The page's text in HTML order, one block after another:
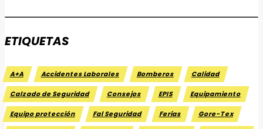
ETIQUETAS
A+A Accidentes Laborales Bomberos Calidad
Calzado de Seguridad Consejos EPIS Equipamiento
Equipo protección Fal Seguridad Ferias Gore-Tex